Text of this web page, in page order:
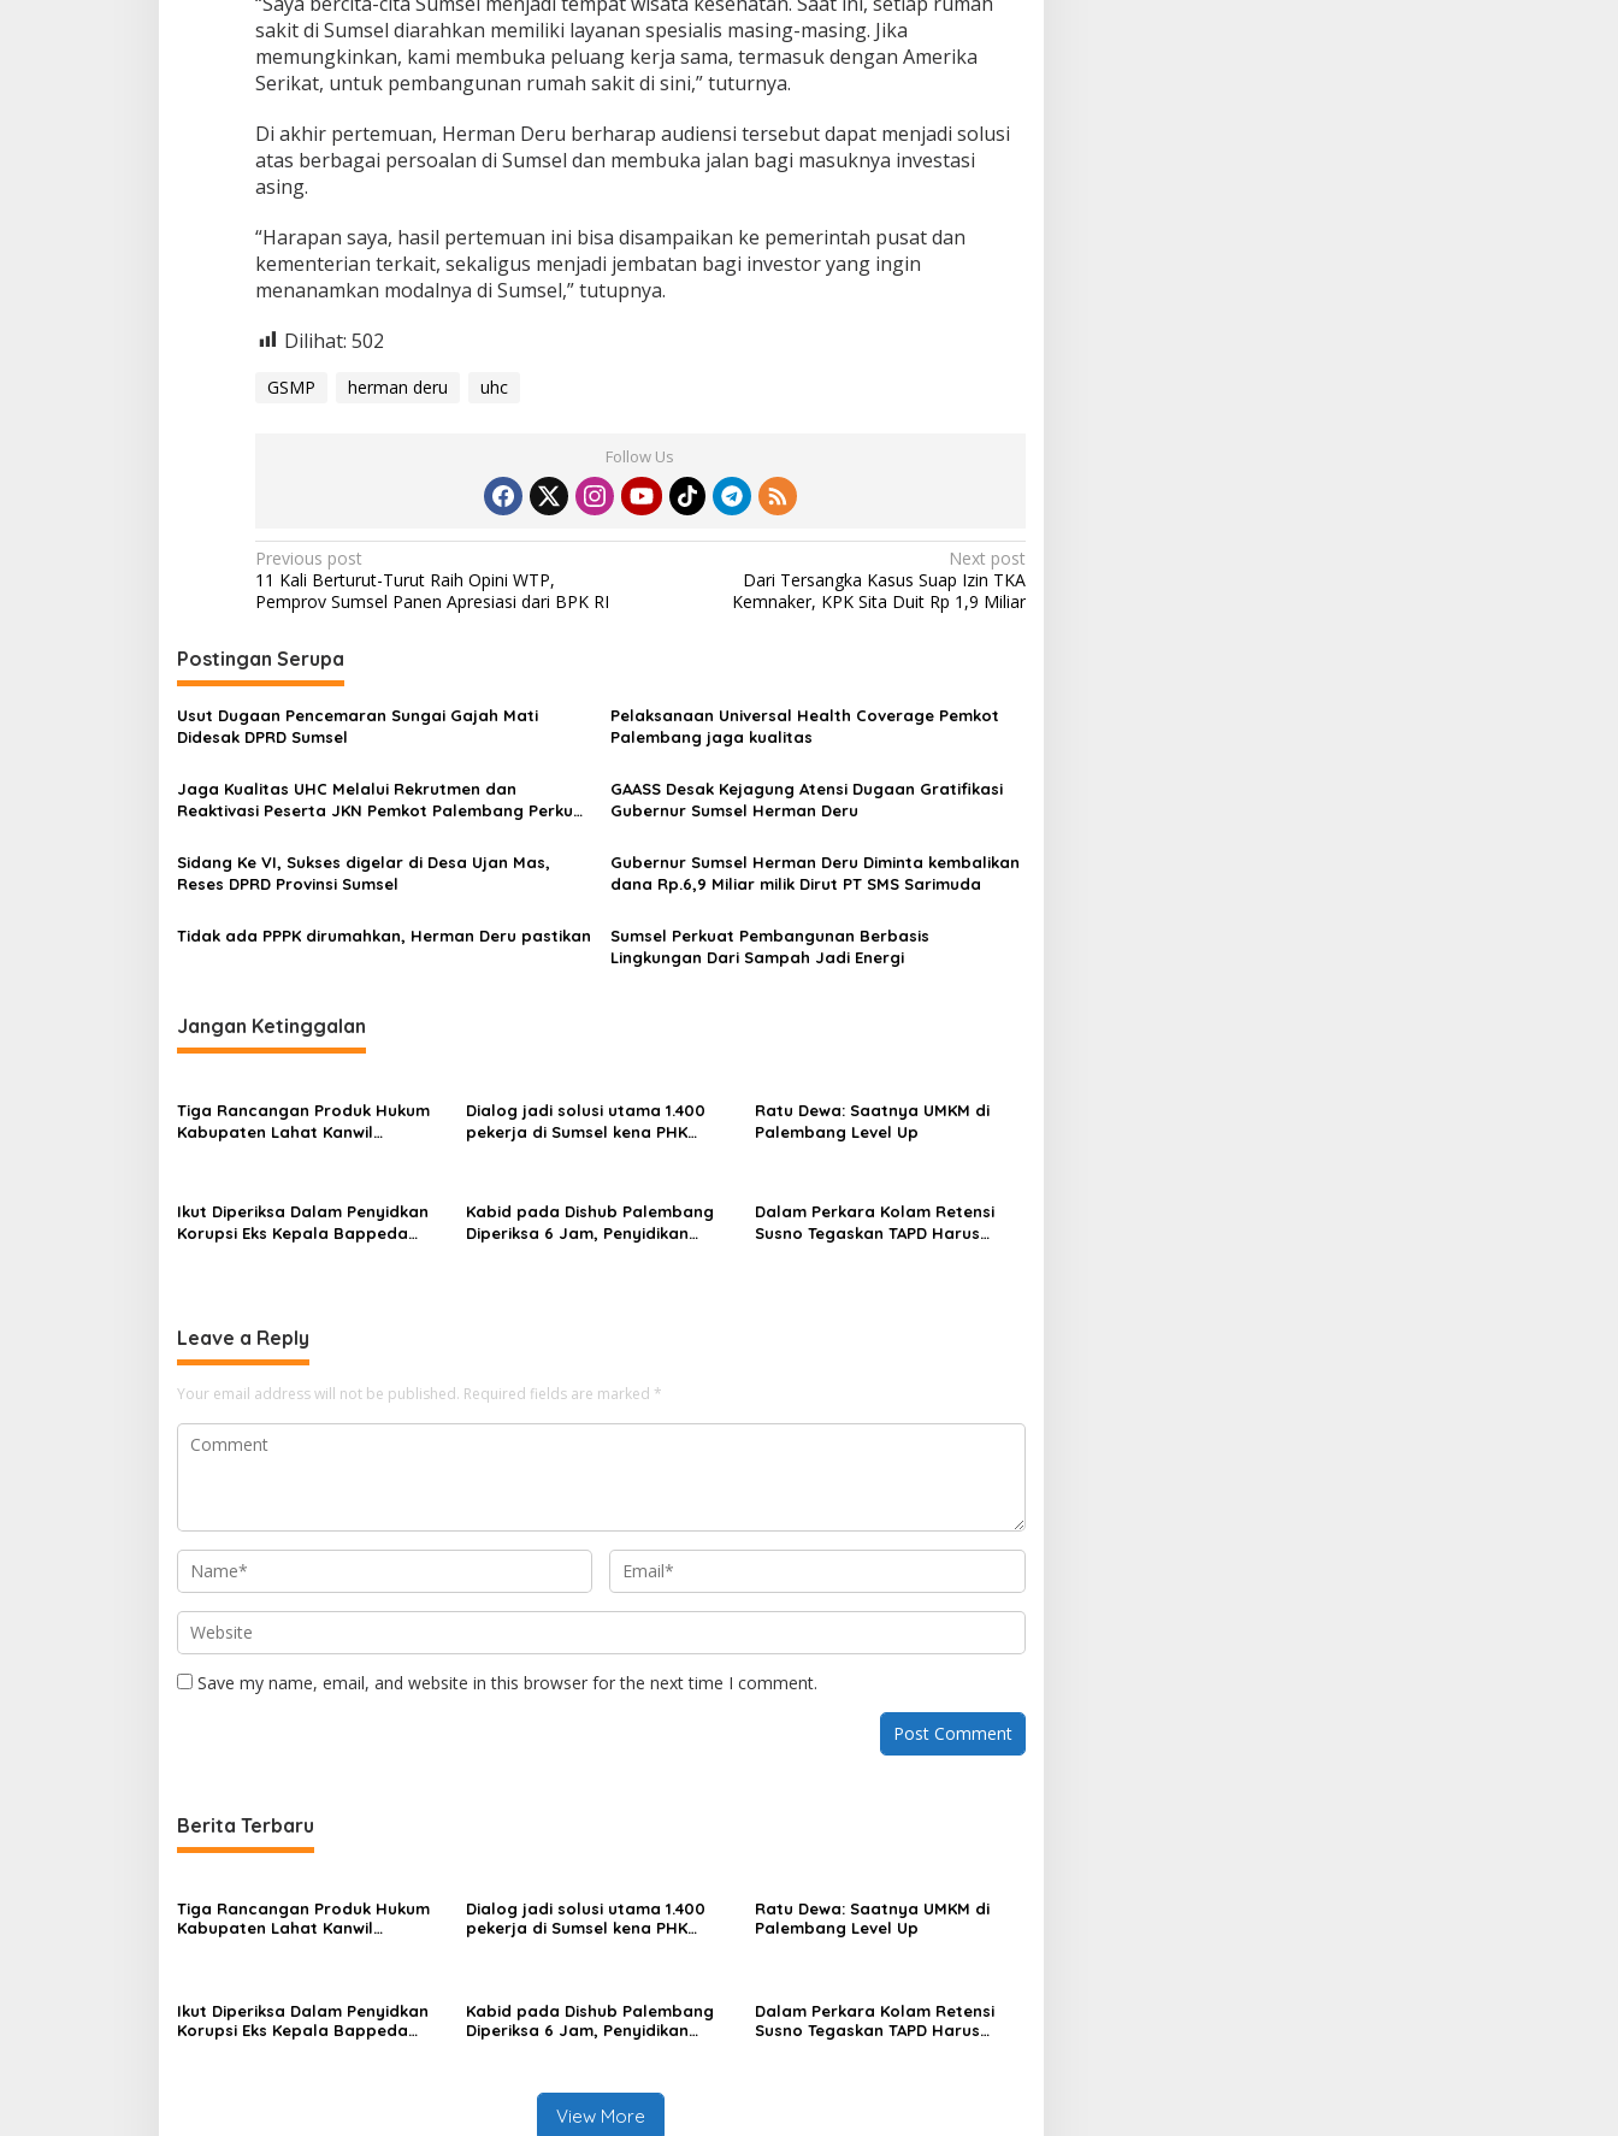
sakit di Sumsel diarahkan memiliki layanan spesialis masing-masing. Jika
memungkinkan, kami membuka peluang kerja sama, termasuk dengan Amerika
Serikat, untuk pembangunan rumah sakit di sini,” tuturnya.
Di akhir pertemuan, Herman Deru berharap audiensi tersebut dapat menjadi solusi
atas berbagai persoalan di Sumsel dan membuka jalan bagi masuknya investasi
asing.
“Harapan saya, hasil pertemuan ini bisa disampaikan ke pemerintah pusat dan
kementerian terkait, sekaligus menjadi jembatan bagi investor yang ingin
menanamkan modalnya di Sumsel,” tutupnya.
Dilihat: 502
GSMP herman deru uhc
Follow Us
P
o
t
n
a
i
a
t
i
Previous post
11 Kali Berturut-Turut Raih Opini WTP,
Pemprov Sumsel Panen Apresiasi dari BPK RI
Next post
Dari Tersangka Kasus Suap Izin TKA
Kemnaker, KPK Sita Duit Rp 1,9 Miliar
Postingan Serupa
Usut Dugaan Pencemaran Sungai Gajah Mati
Didesak DPRD Sumsel
Pelaksanaan Universal Health Coverage Pemkot
Palembang jaga kualitas
Jaga Kualitas UHC Melalui Rekrutmen dan
Reaktivasi Peserta JKN Pemkot Palembang Perkuat
GAASS Desak Kejagung Atensi Dugaan Gratifikasi
Gubernur Sumsel Herman Deru
Sidang Ke VI, Sukses digelar di Desa Ujan Mas,
Reses DPRD Provinsi Sumsel
Gubernur Sumsel Herman Deru Diminta kembalikan
dana Rp.6,9 Miliar milik Dirut PT SMS Sarimuda
Tidak ada PPPK dirumahkan, Herman Deru pastikan
Sumsel Perkuat Pembangunan Berbasis
Lingkungan Dari Sampah Jadi Energi
Jangan Ketinggalan
Tiga Rancangan Produk Hukum
Kabupaten Lahat Kanwil
Dialog jadi solusi utama 1.400
pekerja di Sumsel kena PHK
Ratu Dewa: Saatnya UMKM di
Palembang Level Up
Ikut Diperiksa Dalam Penyidkan
Korupsi Eks Kepala Bappeda
Kabid pada Dishub Palembang
Diperiksa 6 Jam, Penyidikan
Dalam Perkara Kolam Retensi
Susno Tegaskan TAPD Harus
Leave a Reply
Your email address will not be published. Required fields are marked *
Save my name, email, and website in this browser for the next time I comment.
Berita Terbaru
Tiga Rancangan Produk Hukum
Kabupaten Lahat Kanwil
Dialog jadi solusi utama 1.400
pekerja di Sumsel kena PHK
Ratu Dewa: Saatnya UMKM di
Palembang Level Up
Ikut Diperiksa Dalam Penyidkan
Korupsi Eks Kepala Bappeda
Kabid pada Dishub Palembang
Diperiksa 6 Jam, Penyidikan
Dalam Perkara Kolam Retensi
Susno Tegaskan TAPD Harus
View More